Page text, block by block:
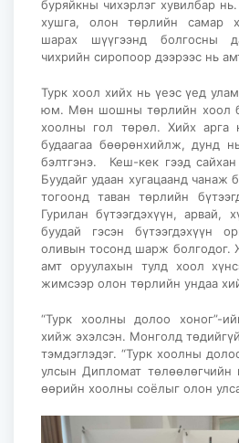
буряйкны чихэрлэг хувилбар
хушга, олон төрлийн самар
шарах шүүгээнд болгосны
чихрийн сиропоор дээрээс нь
Турк хоол хийх нь үеэс үед
юм. Мөн шошны төрлийн хоол
хоолны гол төрөл. Хийх арга
будаагаа бөөрөнхийлж, дунд
бэлтгэнэ. Кеш-кек гээд
Буудайг удаан хугацаанд чанаж
тогоонд таван төрлийн
Гурилан бүтээгдэхүүн, арвай,
буудай гэсэн бүтээгдэхүүн
оливын тосонд шарж болгодог.
амт оруулахын тулд хоол
жимсээр олон төрлийн ундаа
“Турк хоолны долоо хоног”-
хийж эхэлсэн. Монголд
тэмдэглэдэг. “Турк хоолны
улсын Дипломат төлөөлөгчийн
өөрийн хоолны соёлыг олон